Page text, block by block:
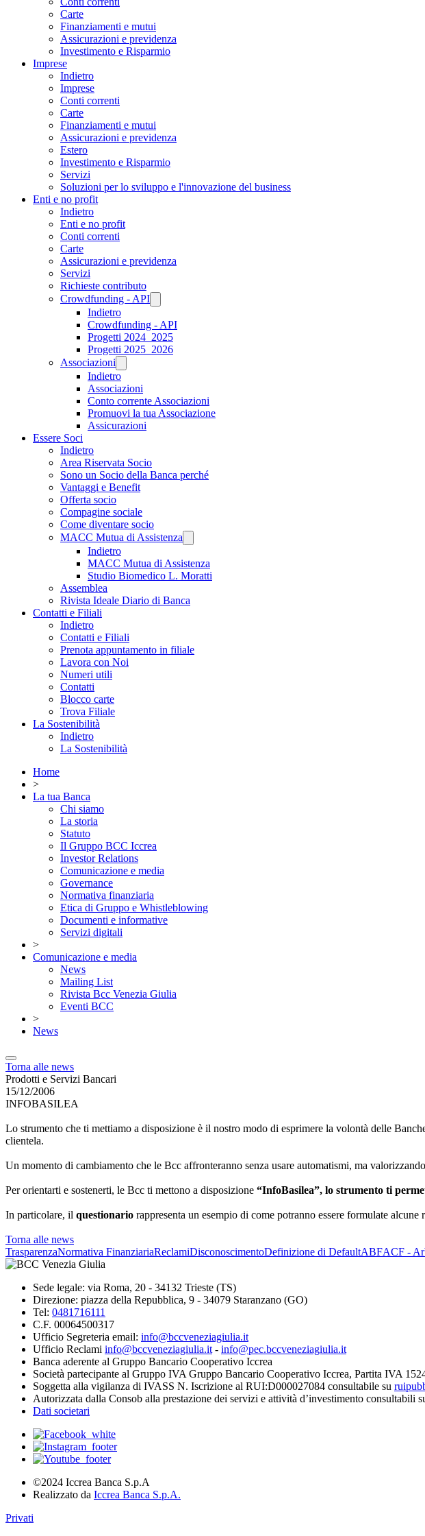
Carte
Finanziamenti e mutui
Assicurazioni e previdenza
Investimento e Risparmio
Imprese
Indietro
Imprese
Conti correnti
Carte
Finanziamenti e mutui
Assicurazioni e previdenza
Estero
Investimento e Risparmio
Servizi
Soluzioni per lo sviluppo e l'innovazione del business
Enti e no profit
Indietro
Enti e no profit
Conti correnti
Carte
Assicurazioni e previdenza
Servizi
Richieste contributo
Crowdfunding - API
Indietro
Crowdfunding - API
Progetti 2024_2025
Progetti 2025_2026
Associazioni
Indietro
Associazioni
Conto corrente Associazioni
Promuovi la tua Associazione
Assicurazioni
Essere Soci
Indietro
Area Riservata Socio
Sono un Socio della Banca perché
Vantaggi e Benefit
Offerta socio
Compagine sociale
Come diventare socio
MACC Mutua di Assistenza
Indietro
MACC Mutua di Assistenza
Studio Biomedico L. Moratti
Assemblea
Rivista Ideale Diario di Banca
Contatti e Filiali
Indietro
Contatti e Filiali
Prenota appuntamento in filiale
Lavora con Noi
Numeri utili
Contatti
Blocco carte
Trova Filiale
La Sostenibilità
Indietro
La Sostenibilità
Home
>
La tua Banca
Chi siamo
La storia
Statuto
Il Gruppo BCC Iccrea
Investor Relations
Comunicazione e media
Governance
Normativa finanziaria
Etica di Gruppo e Whistleblowing
Documenti e informative
Servizi digitali
>
Comunicazione e media
News
Mailing List
Rivista Bcc Venezia Giulia
Eventi BCC
>
News
Torna alle news
Prodotti e Servizi Bancari
15/12/2006
INFOBASILEA
Lo strumento che ti mettiamo a disposizione è il nostro modo di esprimere la volontà delle
clientela.
Un momento di cambiamento che le Bcc affronteranno senza usare automatismi, ma
Per orientarti e sostenerti, le Bcc ti mettono a disposizione “InfoBasilea”, lo strumento ti
In particolare, il questionario rappresenta un esempio di come potranno essere formulate
Torna alle news
TrasparenzaNormativa FinanziariaReclamiDisconoscimentoDefinizione di DefaultABFACF -
Sede legale: via Roma, 20 - 34132 Trieste (TS)
Direzione: piazza della Repubblica, 9 - 34079 Staranzano (GO)
Tel: 0481716111
C.F. 00064500317
Ufficio Segreteria email: info@bccveneziagiulia.it
Ufficio Reclami info@bccveneziagiulia.it - info@pec.bccveneziagiulia.it
Banca aderente al Gruppo Bancario Cooperativo Iccrea
Società partecipante al Gruppo IVA Gruppo Bancario Cooperativo Iccrea, Partita IVA
Soggetta alla vigilanza di IVASS N. Iscrizione al RUI:D000027084 consultabile su
Autorizzata dalla Consob alla prestazione dei servizi e attività d’investimento consultabili
Dati societari
©2024 Iccrea Banca S.p.A
Realizzato da Iccrea Banca S.p.A.
Privati